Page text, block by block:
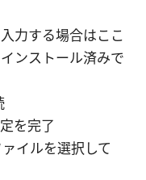
力する場合はここ
ンストール済みで
を完了
イルを選択して